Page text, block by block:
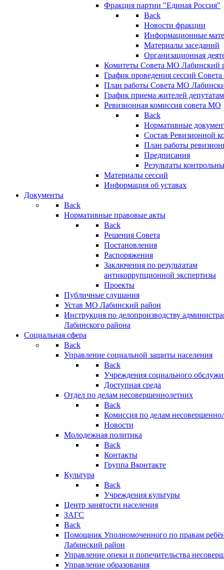
Фракция партии "Единая Россия"
Back
Новости фракции
Информационные
Материалы заседаний
Организационная
Комитеты Совета МО Лабинский
График проведения сессий
План работы Совета МО
График приема жителей
Ревизионная комиссия совета МО
Back
Нормативные
Состав Ревизионной
План работы
Предписания
Результаты
Материалы сессий
Информация об уставах
Документы
Back
Нормативные правовые акты
Back
Решения Совета
Постановления
Распоряжения
Заключения по результатам
антикоррупционной экспертизы
Проекты
Публичные слушания
Устав МО Лабинский район
Инструкция по делопроизводству
Лабинского района
Социальная сфера
Back
Управление социальной защиты населения
Back
Учреждения социального
Доступная среда
Отдел по делам несовершеннолетних
Back
Комиссия по делам
Новости
Молодежная политика
Back
Контакты
Группа Вконтакте
Культура
Back
Учреждения культуры
Центр занятости населения
ЗАГС
Back
Помощник Уполномоченного по правам
Лабинский район
Управление опеки и попечительства
Управление образования